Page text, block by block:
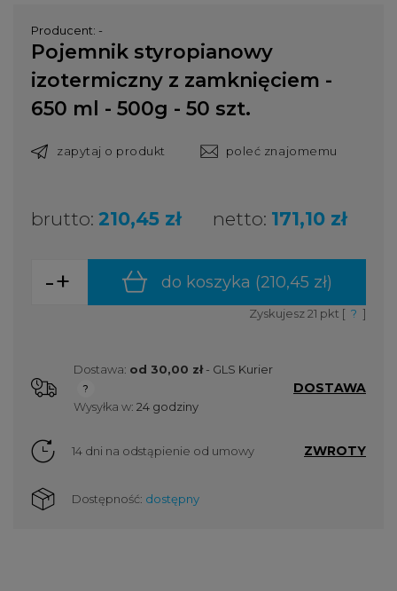
Producent: -
Pojemnik styropianowy
izotermiczny z zamknięciem -
650 ml - 500g - 50 szt.
zapytaj o produkt poleć znajomemu
brutto: 210,45 zł netto: 171,10 zł
+
- do koszyka (210,45 zł)
Zyskujesz21 pkt [ ? ]
Dostawa: od 30,00 zł - GLS Kurier
Cena nie zawiera ewentualnych kosztów płatności
Wysyłka w: 24 godziny
DOSTAWA
14 dni na odstąpienie od umowy ZWROTY
Dostępność: dostępny